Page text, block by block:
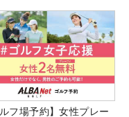
ルフ場予約】女性プレー